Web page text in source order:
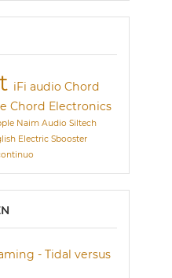
iFi audio Chord
Chord Electronics
Naim Audio Siltech
Electric Sbooster